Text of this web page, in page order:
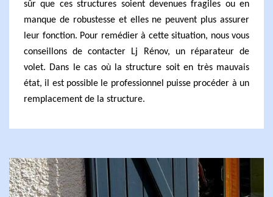
sûr que ces structures soient devenues fragiles ou en
manque de robustesse et elles ne peuvent plus assurer
leur fonction. Pour remédier à cette situation, nous vous
conseillons de contacter Lj Rénov, un réparateur de
volet. Dans le cas où la structure soit en très mauvais
état, il est possible le professionnel puisse procéder à un
remplacement de la structure.